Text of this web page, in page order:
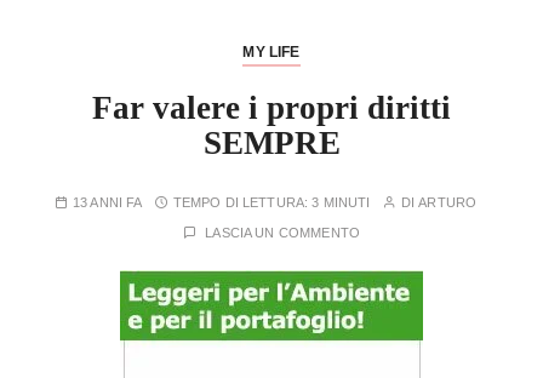
MY LIFE
Far valere i propri diritti
SEMPRE
13 ANNI FA TEMPO DI LETTURA:3 MINUTI DIARTURO
LASCIA UN COMMENTO